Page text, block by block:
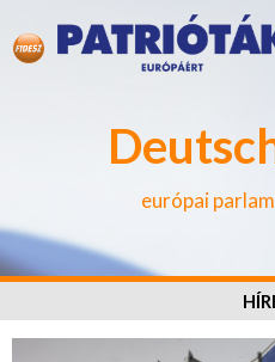
európai